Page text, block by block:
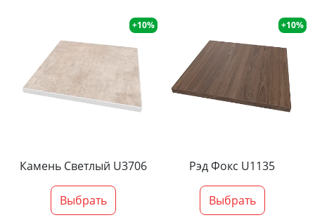
+10%
Камень Светлый U3706
Выбрать
+10%
Рэд Фокс U1135
Выбрать